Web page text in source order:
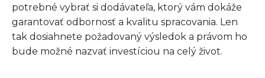
potrebné vybrať si dodávateľa, ktorý vám dokáže
garantovať odbornosť a kvalitu spracovania. Len
tak dosiahnete požadovaný výsledok a právom ho
bude možné nazvať investíciou na celý život.